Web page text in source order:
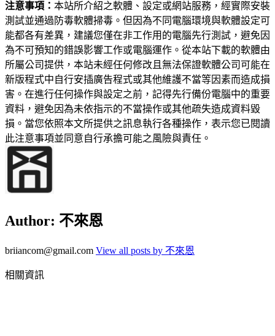
注意事項： 本站所介紹之軟體、設定或網站服務，經實際安裝
測試並通過防毒軟體掃毒。但因為不同電腦環境與軟體設定可
能都各有差異，建議您僅在非工作用的電腦先行測試，避免因
為不可預知的錯誤影響工作或電腦運作。從本站下載的軟體由
所屬公司提供，本站未經任何修改且無法保證軟體公司可能在
新版程式中自行安插廣告程式或其他維護不當等因素而造成損
害。在進行任何操作與設定之前，記得先行備份電腦中的重要
資料，避免因為未依指示的不當操作或其他疏失造成資料毀
損。當您依照本文所提供之訊息執行各種操作，表示您已閱讀
此注意事項並同意自行承擔可能之風險與責任。
Author: 不來恩
briiancom@gmail.com View all posts by 不來恩
相關資訊